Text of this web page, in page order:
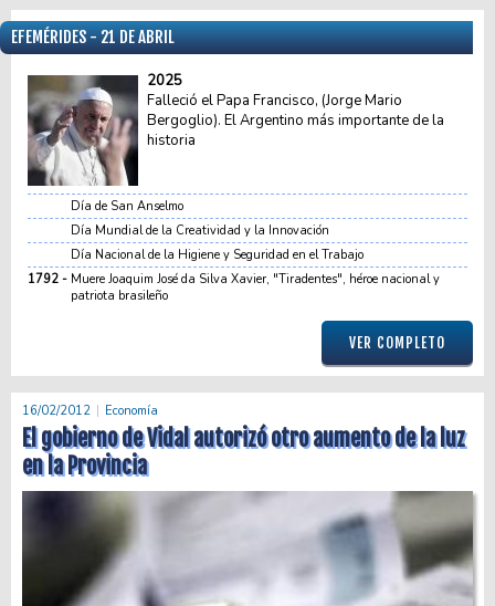
EFEMÉRIDES - 21 DE ABRIL
2025
Falleció el Papa Francisco, (Jorge Mario
Bergoglio). El Argentino más importante de la
historia
Día de San Anselmo
Día Mundial de la Creatividad y la Innovación
Día Nacional de la Higiene y Seguridad en el Trabajo
1792
Muere Joaquim José da Silva Xavier, "Tiradentes", héroe nacional y
patriota brasileño
VER COMPLETO
16/02/2012 Economía
El gobierno de Vidal autorizó otro aumento de la luz
en la Provincia